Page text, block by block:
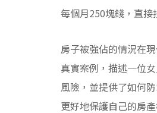
每個月250塊錢，直
房子被強佔的情況在
真實案例，描述一位
風險，並提供了如何
更好地保護自己的房